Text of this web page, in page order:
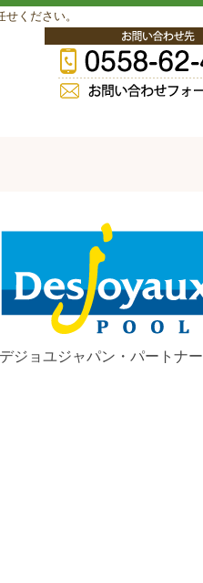
ください。
デジョユジャパン・パートナー